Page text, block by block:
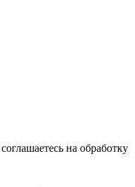
на обработку